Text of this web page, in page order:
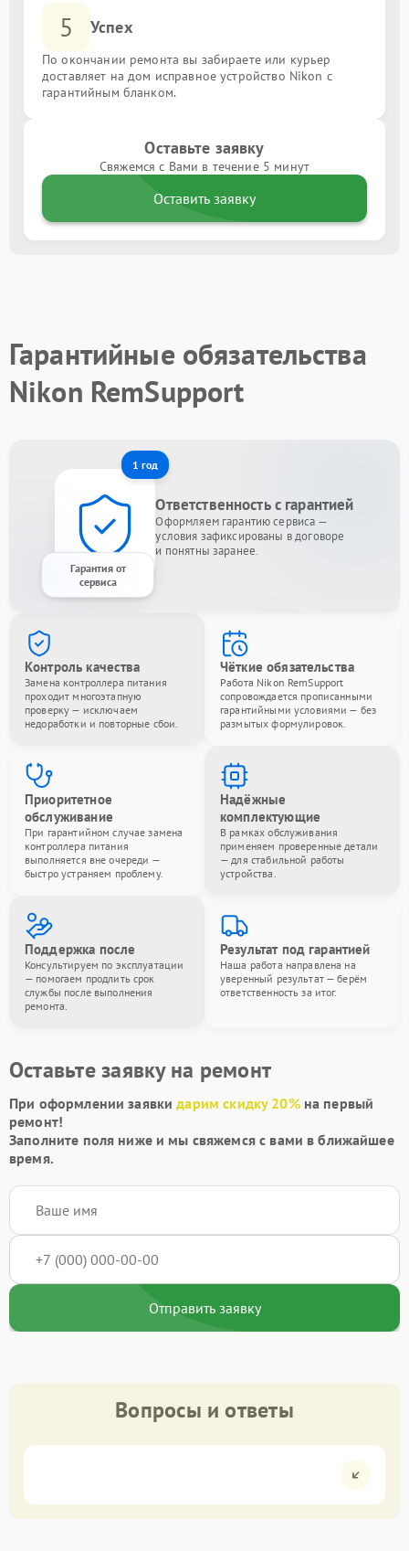
5 Успех
По окончании ремонта вы забираете или курьер
доставляет на дом исправное устройство Nikon с
гарантийным бланком.
Оставьте заявку
Свяжемся с Вами в течение 5 минут
Оставить заявку
Гарантийные обязательства
Nikon RemSupport
1 год
Гарантия от
сервиса
Ответственность с гарантией
Оформляем гарантию сервиса —
условия зафиксированы в договоре
и понятны заранее.
Контроль качества
Замена контроллера питания
проходит многоэтапную
проверку — исключаем
недоработки и повторные сбои.
Чёткие обязательства
Работа Nikon RemSupport
сопровождается прописанными
гарантийными условиями — без
размытых формулировок.
Приоритетное
обслуживание
При гарантийном случае замена
контроллера питания
выполняется вне очереди —
быстро устраняем проблему.
Надёжные
комплектующие
В рамках обслуживания
применяем проверенные детали
— для стабильной работы
устройства.
Поддержка после
Консультируем по эксплуатации
— помогаем продлить срок
службы после выполнения
ремонта.
Результат под гарантией
Наша работа направлена на
уверенный результат — берём
ответственность за итог.
Оставьте заявку на ремонт
При оформлении заявкидарим скидку 20%на первый
ремонт!
Заполните поля ниже и мы свяжемся с вами в ближайшее
время.
Отправить заявку
Вопросы и ответы